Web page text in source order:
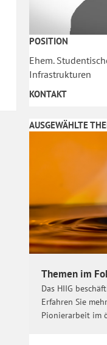
POSITION
Ehem.
Infrastrukturen
KONTAKT
AUSGEWÄHLTE
Themen im
Das HIIG
Erfahren Sie
Pionierarbeit im